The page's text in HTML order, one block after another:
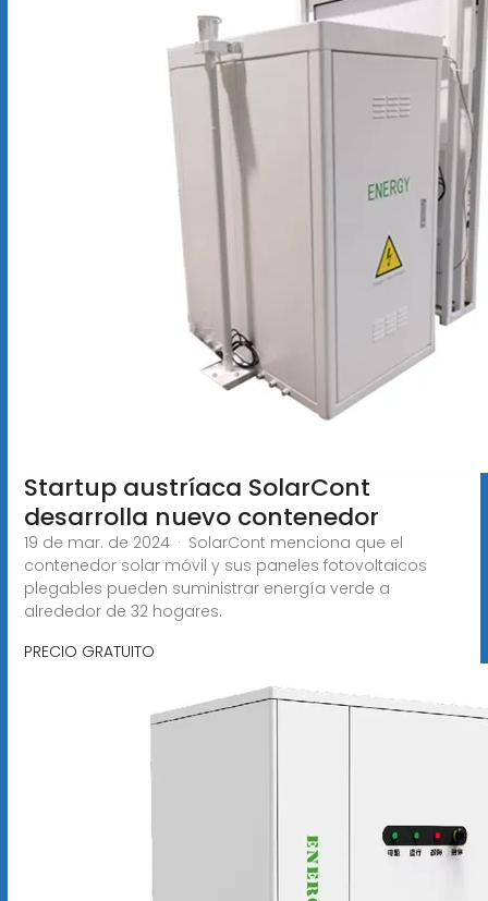
Startup austríaca SolarCont
desarrolla nuevo contenedor
19 de mar. de 2024 · SolarCont menciona que el
contenedor solar móvil y sus paneles fotovoltaicos
plegables pueden suministrar energía verde a
alrededor de 32 hogares.
PRECIO GRATUITO